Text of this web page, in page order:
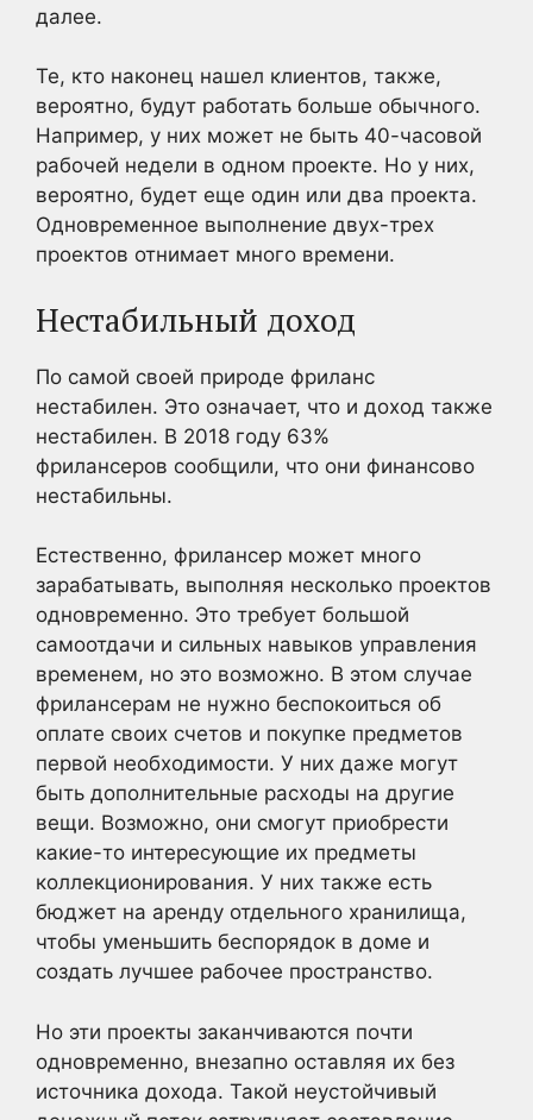
далее.
Те, кто наконец нашел клиентов, также,
вероятно, будут работать больше обычного.
Например, у них может не быть 40-часовой
рабочей недели в одном проекте. Но у них,
вероятно, будет еще один или два проекта.
Одновременное выполнение двух-трех
проектов отнимает много времени.
Нестабильный доход
По самой своей природе фриланс
нестабилен. Это означает, что и доход также
нестабилен. В 2018 году 63%
фрилансеров сообщили, что они финансово
нестабильны.
Естественно, фрилансер может много
зарабатывать, выполняя несколько проектов
одновременно. Это требует большой
самоотдачи и сильных навыков управления
временем, но это возможно. В этом случае
фрилансерам не нужно беспокоиться об
оплате своих счетов и покупке предметов
первой необходимости. У них даже могут
быть дополнительные расходы на другие
вещи. Возможно, они смогут приобрести
какие-то интересующие их предметы
коллекционирования. У них также есть
бюджет на аренду отдельного хранилища,
чтобы уменьшить беспорядок в доме и
создать лучшее рабочее пространство.
Но эти проекты заканчиваются почти
одновременно, внезапно оставляя их без
источника дохода. Такой неустойчивый